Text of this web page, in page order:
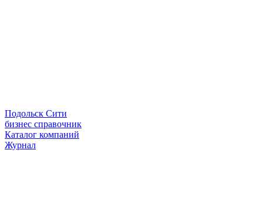
Подольск Сити
бизнес справочник
Каталог компаний
Журнал